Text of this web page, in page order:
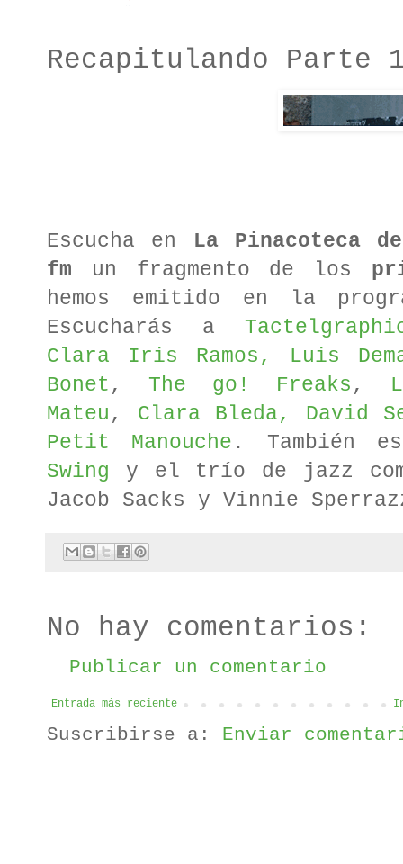
Recapitulando Parte
Escucha en La Pinacoteca
fm un fragmento de los
hemos emitido en la
Escucharás a
Clara Iris Ramos, Luis
Bonet , The go! Freaks ,
Mateu , Clara Bleda, David
Petit Manouche . También
Swing y el trío de jazz
Jacob Sacks y Vinnie
No hay comentarios:
Publicar un comentario
Entrada más reciente
Suscribirse a: Enviar